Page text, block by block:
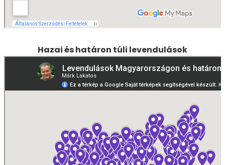
Hazai és határon túli levendulások